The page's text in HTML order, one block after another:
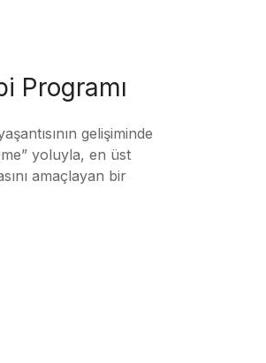
Programı
gelişiminde
yoluyla, en üst
amaçlayan bir